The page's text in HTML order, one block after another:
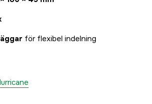
för flexibel indelning